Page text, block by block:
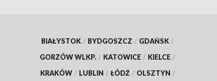
BIAŁYSTOK / BYDGOSZCZ / GDAŃSK /
GORZÓW WLKP. / KATOWICE / KIELCE /
KRAKÓW / LUBLIN / ŁÓDŹ / OLSZTYN /